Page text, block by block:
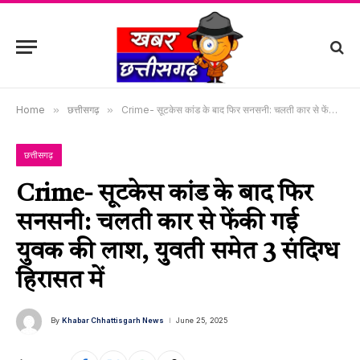
Home » छत्तीसगढ़ » Crime- सूटकेस कांड के बाद फिर सनसनी: चलती कार से फेंकी गई युवक की लाश, युवती समेत 3 संदिग्ध हिरासत में
छत्तीसगढ़
Crime- सूटकेस कांड के बाद फिर
सनसनी: चलती कार से फेंकी गई
युवक की लाश, युवती समेत 3 संदिग्ध
हिरासत में
By Khabar Chhattisgarh News June 25, 2025